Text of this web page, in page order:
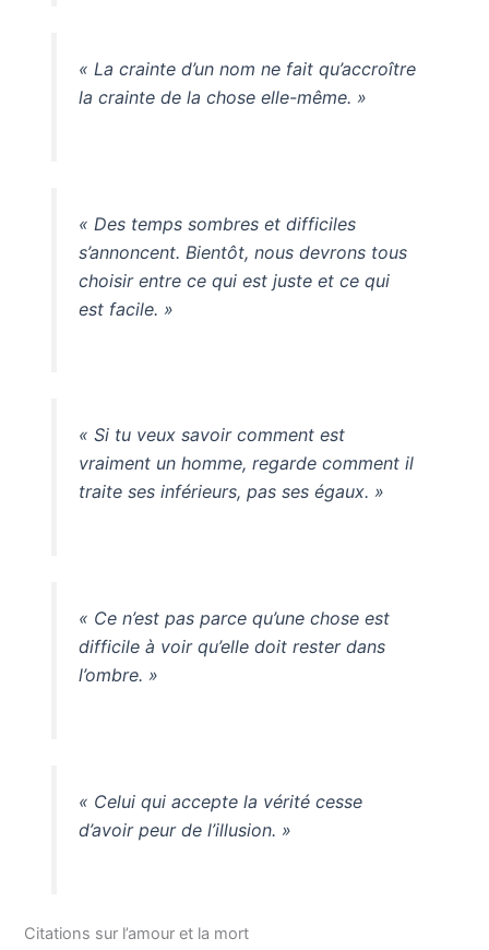
« La crainte d’un nom ne fait qu’accroître
la crainte de la chose elle-même. »
« Des temps sombres et difficiles
s’annoncent. Bientôt, nous devrons tous
choisir entre ce qui est juste et ce qui
est facile. »
« Si tu veux savoir comment est
vraiment un homme, regarde comment il
traite ses inférieurs, pas ses égaux. »
« Ce n’est pas parce qu’une chose est
difficile à voir qu’elle doit rester dans
l’ombre. »
« Celui qui accepte la vérité cesse
d’avoir peur de l’illusion. »
Citations sur l’amour et la mort